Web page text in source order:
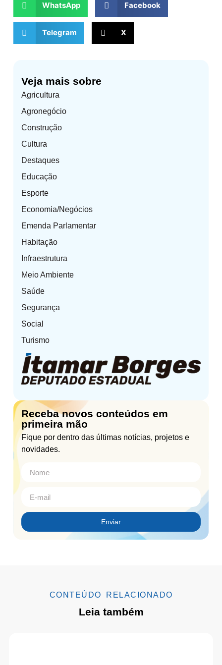
Veja mais sobre
Agricultura
Agronegócio
Construção
Cultura
Destaques
Educação
Esporte
Economia/Negócios
Emenda Parlamentar
Habitação
Infraestrutura
Meio Ambiente
Saúde
Segurança
Social
Turismo
Receba novos conteúdos em
primeira mão
Fique por dentro das últimas notícias, projetos e
novidades.
Enviar
WhatsApp Facebook
Telegram X
CONTEÚDO RELACIONADO
Leia também